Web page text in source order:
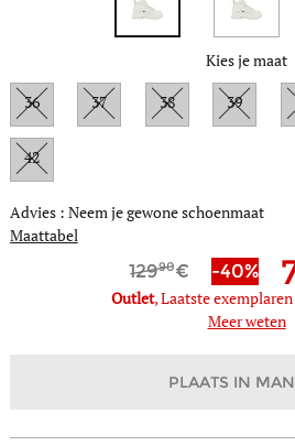
Kies je maat
36
37 38 39
42
Advies : Neem je gewone schoenmaat
Maattabel
12990 -40%
Outlet, Laatste
Meer weten
PLAATS IN